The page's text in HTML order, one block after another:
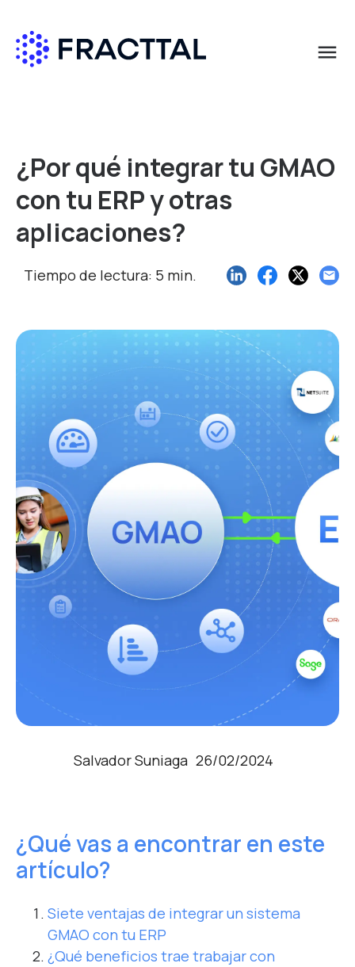
menu
¿Por qué integrar tu GMAO
con tu ERP y otras
aplicaciones?
Tiempo de lectura: 5 min.
Salvador Suniaga 26/02/2024
¿Qué vas a encontrar en este
artículo?
Siete ventajas de integrar un sistema
GMAO con tu ERP
¿Qué beneficios trae trabajar con